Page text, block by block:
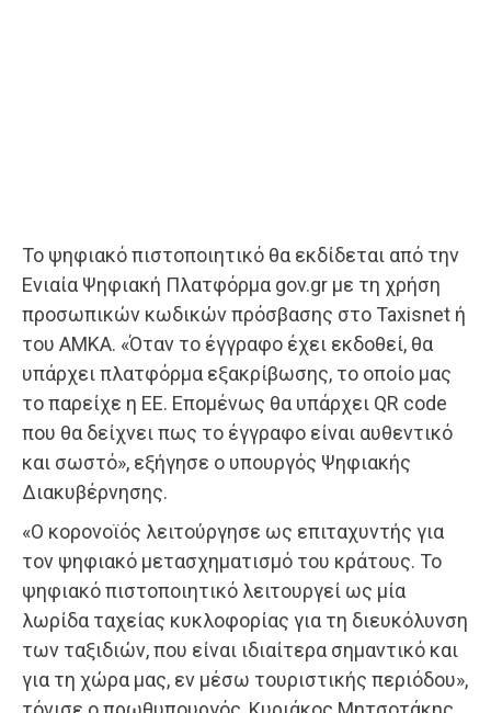
Το ψηφιακό πιστοποιητικό θα εκδίδεται από την
Ενιαία Ψηφιακή Πλατφόρμα gov.gr με τη χρήση
προσωπικών κωδικών πρόσβασης στο Taxisnet ή
του ΑΜΚΑ. «Όταν το έγγραφο έχει εκδοθεί, θα
υπάρχει πλατφόρμα εξακρίβωσης, το οποίο μας
το παρείχε η ΕΕ. Επομένως θα υπάρχει QR code
που θα δείχνει πως το έγγραφο είναι αυθεντικό
και σωστό», εξήγησε ο υπουργός Ψηφιακής
Διακυβέρνησης.
«Ο κορονοϊός λειτούργησε ως επιταχυντής για
τον ψηφιακό μετασχηματισμό του κράτους. Το
ψηφιακό πιστοποιητικό λειτουργεί ως μία
λωρίδα ταχείας κυκλοφορίας για τη διευκόλυνση
των ταξιδιών, που είναι ιδιαίτερα σημαντικό και
για τη χώρα μας, εν μέσω τουριστικής περιόδου»,